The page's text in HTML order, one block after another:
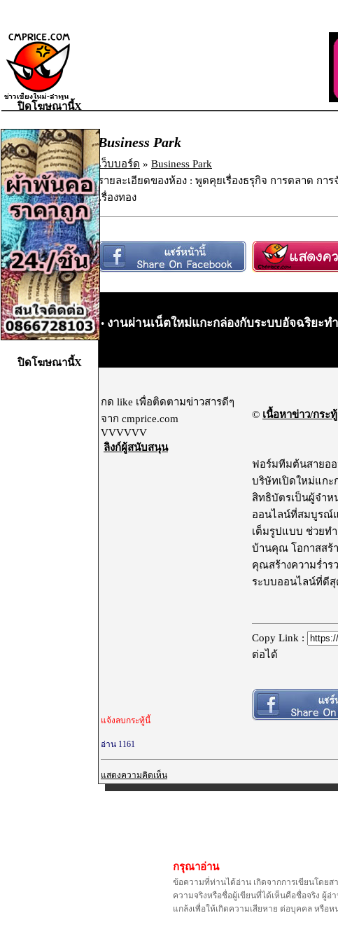
Business Park
เว็บบอร์ด » Business Park
รายละเอียดของห้อง : พูดคุยเรื่องธรุกิจ การตลาด การ
เรื่องทอง
• งานผ่านเน็ตใหม่แกะกล่องกับระบบอัจฉริยะ
กด like เพื่อติดตามข่าวสารดีๆ
จาก cmprice.com
VVVVVV
ลิงก์ผู้สนับสนุน
© เนื้อหาข่าว/กระทู้
ฟอร์มทีมต้นสายอ
บริษัทเปิดใหม่แกะ
สิทธิบัตรเป็นผู้จำห
ออนไลน์ที่สมบูรณ์แ
เต็มรูปแบบ ช่วยท
บ้านคุณ โอกาสสร้
คุณสร้างความร่ำร
ระบบออนไลน์ที่ดีสุ
Copy Link :
ต่อได้
แจ้งลบกระทู้นี้
อ่าน 1161
แสดงความคิดเห็น
กรุณาอ่าน
ข้อความที่ท่านได้อ่าน เกิดจากการเขียนโดย
ความจริงหรือชื่อผู้เขียนที่ได้เห็นคือชื่อจริง ผู้
แกล้งเพื่อให้เกิดความเสียหาย ต่อบุคคล หรือ
ปิดโฆษณานี้X
ปิดโฆษณานี้X